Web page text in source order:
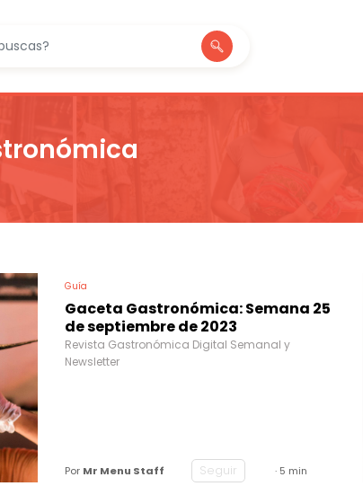
Guía
Gaceta Gastronómica: Semana 25
de septiembre de 2023
Revista Gastronómica Digital Semanal y
Newsletter
Por Mr Menu Staff Seguir · 5 min